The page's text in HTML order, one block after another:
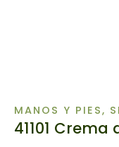
MANOS Y PIES,